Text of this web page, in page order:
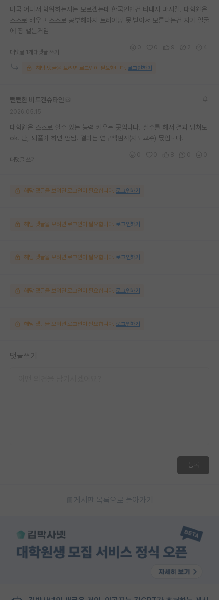
미국 어디서 학위하는지는 모르겠는데 한국인인건 티내지 마시길. 대학원은
스스로 배우고 스스로 공부해야지 트레이닝 못 받아서 모른다는건 자기 얼굴
에 침 뱉는거임
대댓글 1개 대댓글 쓰기
해당 댓글을 보려면 로그인이 필요합니다. 로그인하기
뻔뻔한 비트겐슈타인
대학원은 스스로 할수 있는 능력 키우는 곳입니다. 실수를 해서 결과 망쳐도
ok. 단, 되풀이 하면 안됨. 결과는 연구책임자(지도교수) 몫입니다.
대댓글 쓰기
해당 댓글을 보려면 로그인이 필요합니다. 로그인하기
해당 댓글을 보려면 로그인이 필요합니다. 로그인하기
해당 댓글을 보려면 로그인이 필요합니다. 로그인하기
해당 댓글을 보려면 로그인이 필요합니다. 로그인하기
해당 댓글을 보려면 로그인이 필요합니다. 로그인하기
댓글쓰기
등록
게시판 목록으로 돌아가기